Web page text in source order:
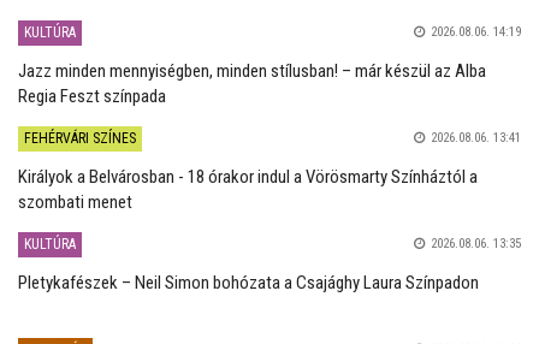
KULTÚRA 2026.08.06. 14:19
Jazz minden mennyiségben, minden stílusban! – már készül az Alba
Regia Feszt színpada
FEHÉRVÁRI SZÍNES 2026.08.06. 13:41
Királyok a Belvárosban - 18 órakor indul a Vörösmarty Színháztól a
szombati menet
KULTÚRA 2026.08.06. 13:35
Pletykafészek – Neil Simon bohózata a Csajághy Laura Színpadon